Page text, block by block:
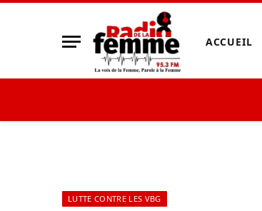
ACCUEIL
LUTTE CONTRE LES VBG